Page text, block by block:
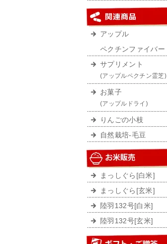
アップル
ペクチンファイバー
サプリメント
(アップルペクチン霊芝)
お菓子
(アップルドライ)
りんごの小枝
自然栽培-毛豆
まっしぐら[白米]
まっしぐら[玄米]
陸羽132号[白米]
陸羽132号[玄米]